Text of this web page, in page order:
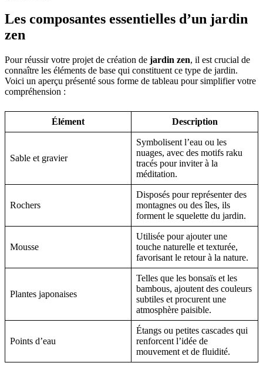
Les composantes essentielles d’un jardin
zen
Pour réussir votre projet de création de jardin zen, il est crucial de
connaître les éléments de base qui constituent ce type de jardin.
Voici un aperçu présenté sous forme de tableau pour simplifier votre
compréhension :
Élément Description
Sable et gravier
Symbolisent l’eau ou les
nuages, avec des motifs raku
tracés pour inviter à la
méditation.
Rochers
Disposés pour représenter des
montagnes ou des îles, ils
forment le squelette du jardin.
Mousse
Utilisée pour ajouter une
touche naturelle et texturée,
favorisant le retour à la nature.
Plantes japonaises
Telles que les bonsaïs et les
bambous, ajoutent des couleurs
subtiles et procurent une
atmosphère paisible.
Points d’eau
Étangs ou petites cascades qui
renforcent l’idée de
mouvement et de fluidité.